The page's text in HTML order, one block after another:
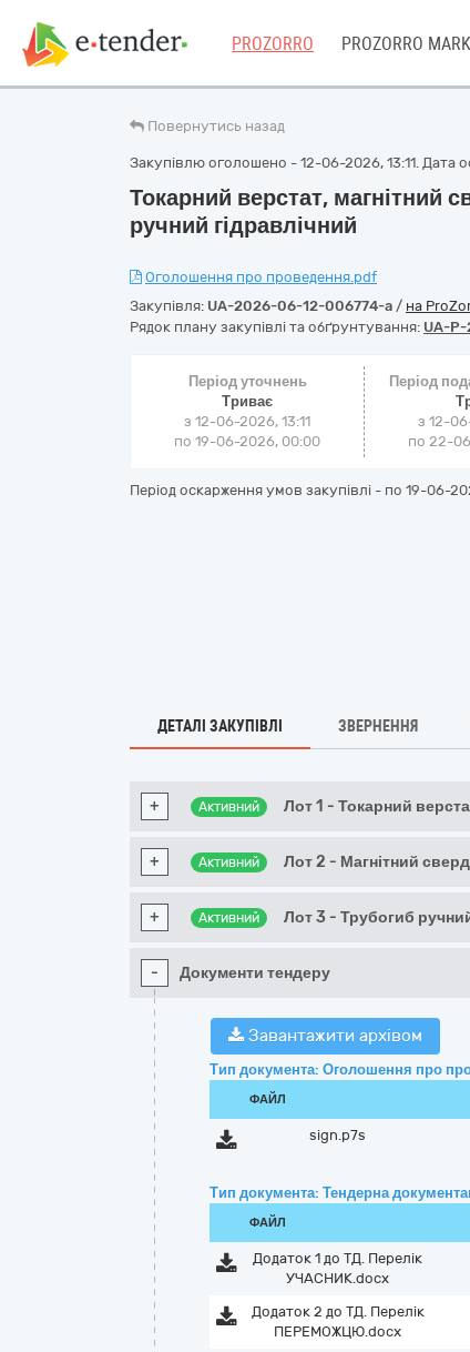
PROZORRO PROZORRO
Повернутись назад
Закупівлю оголошено - 12-06-2026, 13:11. Дата
Токарний верстат, магнітний
ручний гідравлічний
Оголошення про проведення.pdf
Закупівля: UA-2026-06-12-006774-a / на
Рядок плану закупівлі та обґрунтування: UA-
Період уточнень
Триває
з 12-06-2026, 13:11
по 19-06-2026, 00:00
Період
з 12-
по 22-
Період оскарження умов закупівлі - по 19-06-
ДЕТАЛІ ЗАКУПІВЛІ ЗВЕРНЕННЯ
+ Активний Лот 1 - Токарний
+ Активний Лот 2 - Магнітний
+ Активний Лот 3 - Трубогиб
- Документи тендеру
Завантажити архівом
Тип документа: Оголошення про
ФАЙЛ
sign.p7s
Тип документа: Тендерна
ФАЙЛ
Додаток 1 до ТД. Перелік
УЧАСНИК.docx
Додаток 2 до ТД. Перелік
ПЕРЕМОЖЦЮ.docx